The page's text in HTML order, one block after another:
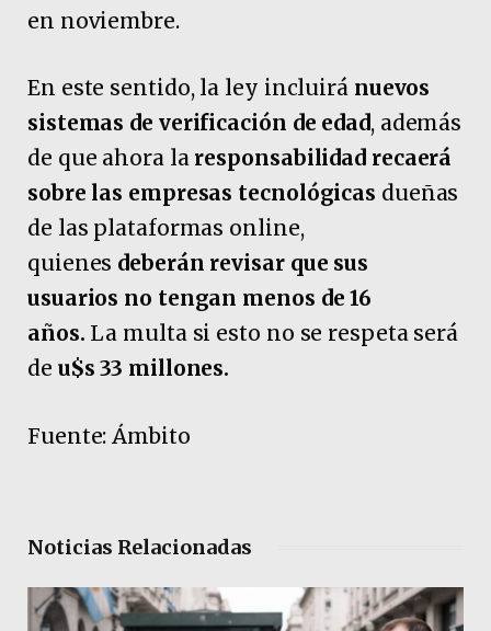
en noviembre.
En este sentido, la ley incluiránuevos
sistemas de verificación de edad, además
de que ahora la responsabilidad recaerá
sobre las empresas tecnológicas dueñas
de las plataformas online,
quienes deberán revisar que sus
usuarios no tengan menos de 16
años. La multa si esto no se respeta será
de u$s 33 millones.
Fuente: Ámbito
Noticias Relacionadas